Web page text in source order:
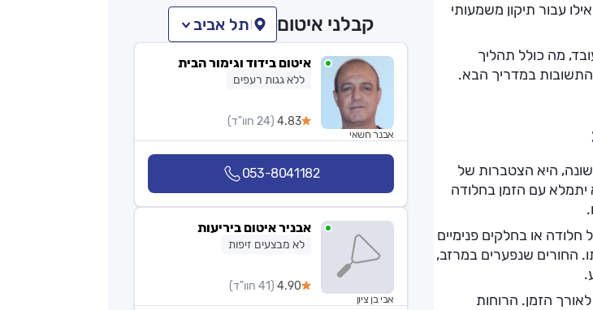
עבור תיקון משמעותי
מה כולל תהליך
התשובות במדריך הבא.
היא הצטברות של
יתמלא עם הזמן בחלודה
או בחלקים פנימיים
החורים שנפערים במרזב,
הזמן. הרוחות
קבלני איטום תל אביב
איטום בידוד וגימור הבית
ללא גגות רעפים
4.83 (24 חוו"ד)
אבנר חשאי
053-8041182
אבניר איטום ביריעות
לא מבצעים זיפות
4.90 (41 חוו"ד)
אבי בן ציון